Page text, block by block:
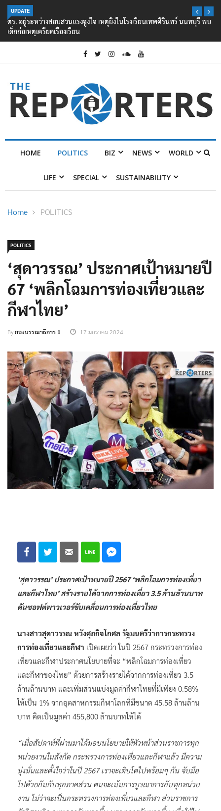
UPDATE
ตร. อยู่ระหว่างสอบสวนแรงจูงใจ เหตุยิงในโรงเรียนเทพศิรินทร์ นนทบุรี พบ
เด็กก่อเหตุเครียดเรื่องเรียน
HOME POLITICS BIZ NEWS WORLD
LIFE SPECIAL SUSTAINABILITY
Home POLITICS
POLITICS
‘สุดาวรรณ’ ประกาศเป้าหมายปี
67 ‘พลิกโฉมการท่องเที่ยวและ
กีฬาไทย’
Byกองบรรณาธิการ 1 17 มกราคม 2024
‘สุดาวรรณ’ ประกาศเป้าหมายปี 2567 ‘พลิกโฉมการท่องเที่ยว
และกีฬาไทย’ สร้างรายได้จากการท่องเที่ยว 3.5 ล้านล้านบาท
ดันซอฟต์พาวเวอร์ขับเคลื่อนการท่องเที่ยวไทย
นางสาวสุดาวรรณ หวังศุภกิจโกศล รัฐมนตรีว่าการกระทรวง
การท่องเที่ยวและกีฬา เปิดเผยว่า ในปี 2567 กระทรวงการท่อง
เที่ยวและกีฬาประกาศนโยบายที่จะ “พลิกโฉมการท่องเที่ยว
และกีฬาของไทย” ด้วยการสร้างรายได้จากการท่องเที่ยว 3.5
ล้านล้านบาท และเพิ่มส่วนแบ่งมูลค่ากีฬาไทยที่มีเพียง 0.58%
ให้เป็น 1% จากอุตสาหกรรมกีฬาโลกที่มีขนาด 45.58 ล้านล้าน
บาท คิดเป็นมูลค่า 455,800 ล้านบาทให้ได้
“เมื่อสัปดาห์ที่ผ่านมาได้มอบนโยบายให้หัวหน้าส่วนราชการทุก
หน่วยงานในสังกัด กระทรวงการท่องเที่ยวและกีฬาแล้ว มีความ
มุ่งมั่นและตั้งใจว่าในปี 2567 เราจะเติบโตไปพร้อมๆ กัน จับมือ
ไปด้วยกันกับทุกภาคส่วน ตนจะเน้นการบูรณาการกับทุกหน่วย
งาน ไม่ว่าจะเป็นกระทรวงการท่องเที่ยวและกีฬา ส่วนราชการ